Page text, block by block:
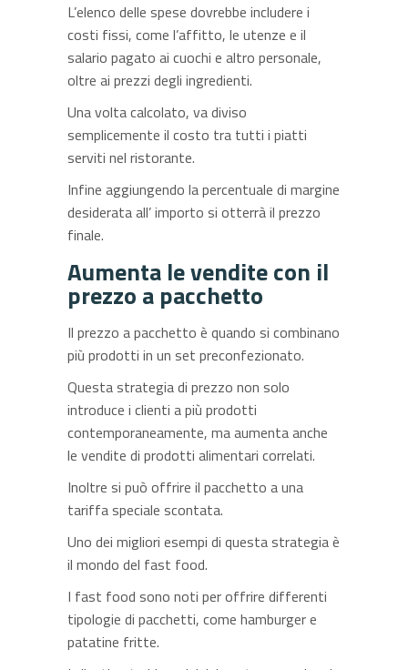
L’elenco delle spese dovrebbe includere i
costi fissi, come l’affitto, le utenze e il
salario pagato ai cuochi e altro personale,
oltre ai prezzi degli ingredienti.
Una volta calcolato, va diviso
semplicemente il costo tra tutti i piatti
serviti nel ristorante.
Infine aggiungendo la percentuale di margine
desiderata all’ importo si otterrà il prezzo
finale.
Aumenta le vendite con il
prezzo a pacchetto
Il prezzo a pacchetto è quando si combinano
più prodotti in un set preconfezionato.
Questa strategia di prezzo non solo
introduce i clienti a più prodotti
contemporaneamente, ma aumenta anche
le vendite di prodotti alimentari correlati.
Inoltre si può offrire il pacchetto a una
tariffa speciale scontata.
Uno dei migliori esempi di questa strategia è
il mondo del fast food.
I fast food sono noti per offrire differenti
tipologie di pacchetti, come hamburger e
patatine fritte.